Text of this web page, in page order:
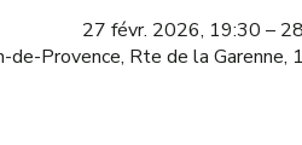
27 févr. 2026, 19:30 –
de-Provence, Rte de la Garenne,